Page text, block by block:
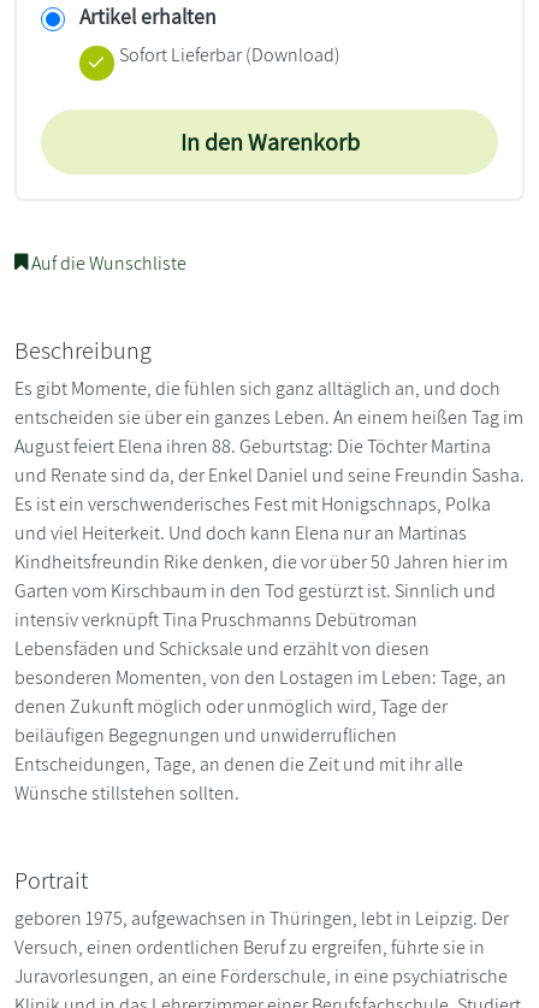
Artikel erhalten
Sofort Lieferbar (Download)
In den Warenkorb
Auf die Wunschliste
Beschreibung
Es gibt Momente, die fühlen sich ganz alltäglich an, und doch
entscheiden sie über ein ganzes Leben. An einem heißen Tag im
August feiert Elena ihren 88. Geburtstag: Die Töchter Martina
und Renate sind da, der Enkel Daniel und seine Freundin Sasha.
Es ist ein verschwenderisches Fest mit Honigschnaps, Polka
und viel Heiterkeit. Und doch kann Elena nur an Martinas
Kindheitsfreundin Rike denken, die vor über 50 Jahren hier im
Garten vom Kirschbaum in den Tod gestürzt ist. Sinnlich und
intensiv verknüpft Tina Pruschmanns Debütroman
Lebensfäden und Schicksale und erzählt von diesen
besonderen Momenten, von den Lostagen im Leben: Tage, an
denen Zukunft möglich oder unmöglich wird, Tage der
beiläufigen Begegnungen und unwiderruflichen
Entscheidungen, Tage, an denen die Zeit und mit ihr alle
Wünsche stillstehen sollten.
Portrait
geboren 1975, aufgewachsen in Thüringen, lebt in Leipzig. Der
Versuch, einen ordentlichen Beruf zu ergreifen, führte sie in
Juravorlesungen, an eine Förderschule, in eine psychiatrische